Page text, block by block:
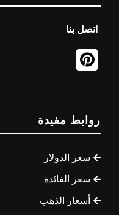
اتصل بنا
روابط مفيدة
سعر الدولار
سعر الفائدة
أسعار الذهب